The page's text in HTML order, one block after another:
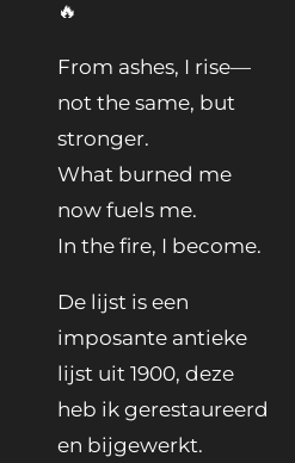
🔥
From ashes, I rise—
not the same, but
stronger.
What burned me
now fuels me.
In the fire, I become.
De lijst is een
imposante antieke
lijst uit 1900, deze
heb ik gerestaureerd
en bijgewerkt.